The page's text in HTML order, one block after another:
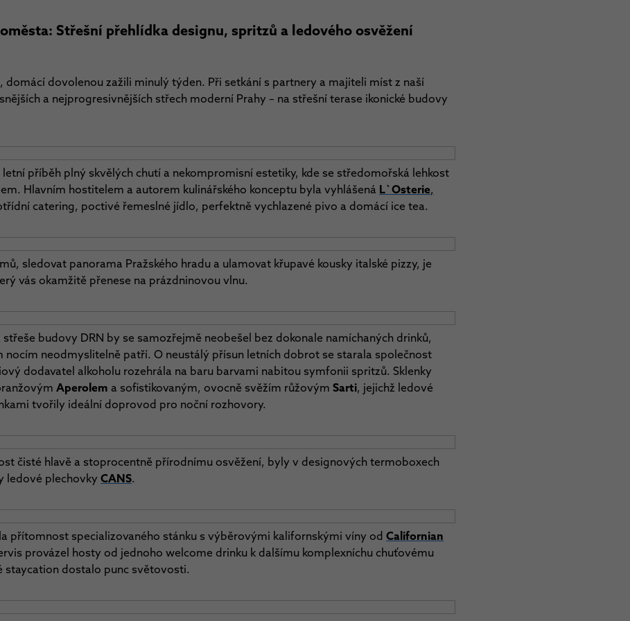
Střešní přehlídka designu, spritzů a ledového osvěžení
domácí dovolenou zažili minulý týden. Při setkání s partnery a majiteli míst z naší
a nejprogresivnějších střech moderní Prahy – na střešní terase ikonické budovy
příběh plný skvělých chutí a nekompromisní estetiky, kde se středomořská lehkost
Hlavním hostitelem a autorem kulinářského konceptu byla vyhlášená L`Osterie,
catering, poctivé řemeslné jídlo, perfektně vychlazené pivo a domácí ice tea.
sledovat panorama Pražského hradu a ulamovat křupavé kousky italské pizzy, je
vás okamžitě přenese na prázdninovou vlnu.
budovy DRN by se samozřejmě neobešel bez dokonale namíchaných drinků,
nocím neodmyslitelně patří. O neustálý přísun letních dobrot se starala společnost
dodavatel alkoholu rozehrála na baru barvami nabitou symfonii spritzů. Sklenky
Aperolem a sofistikovaným, ovocně svěžím růžovým Sarti, jejichž ledové
tvořily ideální doprovod pro noční rozhovory.
čisté hlavě a stoprocentně přírodnímu osvěžení, byly v designových termoboxech
ledové plechovky CANS.
přítomnost specializovaného stánku s výběrovými kalifornskými víny od Californian
provázel hosty od jednoho welcome drinku k dalšímu komplexníchu chuťovému
staycation dostalo punc světovosti.